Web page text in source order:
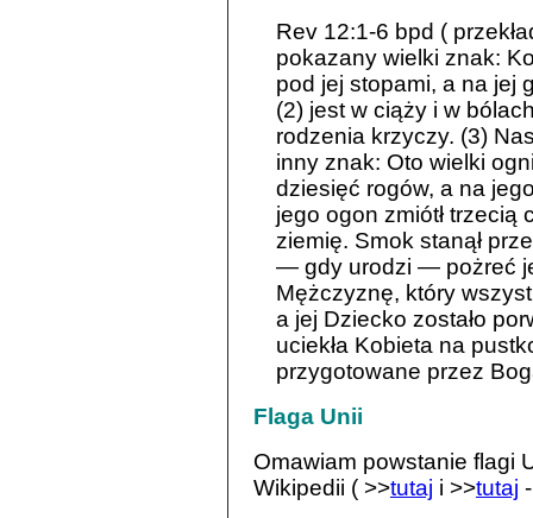
Rev 12:1-6 bpd (
pokazany wielki znak:
pod jej stopami, a na jej
(2) jest w ciąży i w
rodzenia krzyczy. (3)
inny znak: Oto wielki
dziesięć rogów, a na
jego ogon zmiótł trzecią
ziemię. Smok stanął
— gdy urodzi — pożreć
Mężczyznę, który
a jej Dziecko zostało
uciekła Kobieta na
przygotowane przez
Flaga Unii
Omawiam powstanie flagi
Wikipedii ( >>tutaj i >>tutaj